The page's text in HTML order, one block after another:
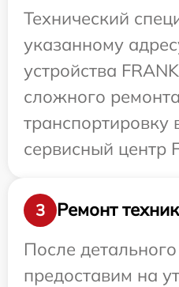
Технический
указанному
устройства
сложного
транспортировку
сервисный центр
3
Ремонт
После
предоставим на